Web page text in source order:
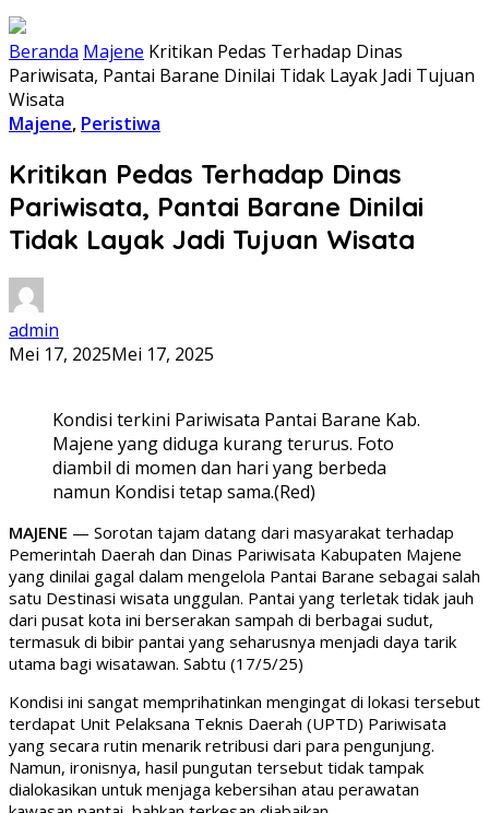
Beranda Majene Kritikan Pedas Terhadap Dinas
Pariwisata, Pantai Barane Dinilai Tidak Layak Jadi Tujuan
Wisata
Majene, Peristiwa
Kritikan Pedas Terhadap Dinas
Pariwisata, Pantai Barane Dinilai
Tidak Layak Jadi Tujuan Wisata
admin
Mei 17, 2025Mei 17, 2025
Kondisi terkini Pariwisata Pantai Barane Kab.
Majene yang diduga kurang terurus. Foto
diambil di momen dan hari yang berbeda
namun Kondisi tetap sama.(Red)
MAJENE — Sorotan tajam datang dari masyarakat terhadap
Pemerintah Daerah dan Dinas Pariwisata Kabupaten Majene
yang dinilai gagal dalam mengelola Pantai Barane sebagai salah
satu Destinasi wisata unggulan. Pantai yang terletak tidak jauh
dari pusat kota ini berserakan sampah di berbagai sudut,
termasuk di bibir pantai yang seharusnya menjadi daya tarik
utama bagi wisatawan. Sabtu (17/5/25)
Kondisi ini sangat memprihatinkan mengingat di lokasi tersebut
terdapat Unit Pelaksana Teknis Daerah (UPTD) Pariwisata
yang secara rutin menarik retribusi dari para pengunjung.
Namun, ironisnya, hasil pungutan tersebut tidak tampak
dialokasikan untuk menjaga kebersihan atau perawatan